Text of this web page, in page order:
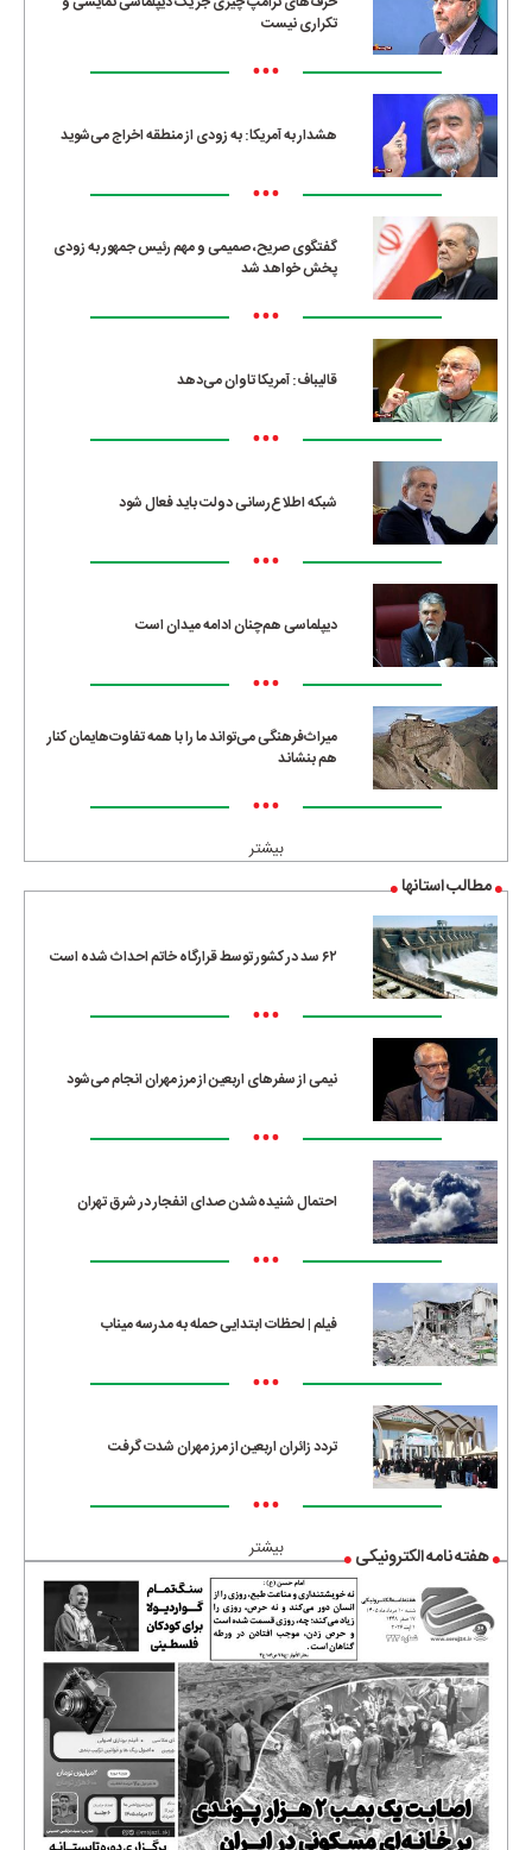
تکراری نیست
•••
هشدار به آمریکا: به زودی از منطقه اخراج می‌شوید
•••
گفتگوی صریح، صمیمی و مهم رئیس جمهور به زودی
پخش خواهد شد
•••
قالیباف: آمریکا تاوان می‌دهد
•••
شبکه اطلاع‌رسانی دولت باید فعال شود
•••
دیپلماسی هم‌چنان ادامه میدان است
•••
میراث‌فرهنگی می‌تواند ما را با همه تفاوت‌هایمان کنار
هم بنشاند
•••
بیشتر
مطالب استانها
۶۲ سد در کشور توسط قرارگاه خاتم احداث شده است
•••
نیمی از سفرهای اربعین از مرز مهران انجام می‌شود
•••
احتمال شنیده‌شدن صدای انفجار در شرق تهران
•••
فیلم | لحظات ابتدایی حمله به مدرسه میناب
•••
تردد زائران اربعین از مرز مهران شدت گرفت
•••
بیشتر هفته نامه الکترونیکی